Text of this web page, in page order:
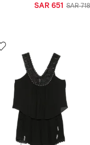
SAR 718
SAR 651